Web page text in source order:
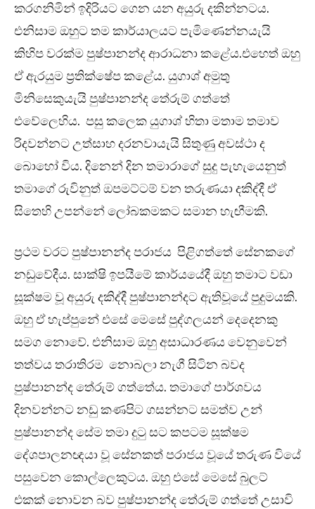
කරගනිමින් ඉදිරියට ගෙන යන අයුරු දකින්නටය.
එනිසාම ඔහුට තම කාර්යාලයට පැමිණෙන්නයැයි
කිහිප වරක්ම පුෂ්පානන්ද ආරාධනා කළේය.එහෙත් ඔහු
ඒ ඇරයුම ප්‍රතික්ෂේප කළේය. යුගාශ් අමුතු
මිනිසෙකුයැයි පුෂ්පානන්ද තේරුම් ගත්තේ
එවේලෙහිය. පසු කලෙක යුගාශ් හිතා මතාම තමාව
රිදවන්නට උත්සාහ දරනවායැයි සිතුණු අවස්ථා ද
බොහෝ විය. දිනෙන් දින තමාරාගේ සුදු පැහැයෙනුත්
තමාගේ රුවිනුත් ඔපමට්ටම් වන තරුණයා දකිද්දී ඒ
සිතෙහි උපන්නේ ලෝබකමකට සමාන හැඟීමකි.
ප්‍රථම වරට පුෂ්පානන්ද පරාජය පිළිගත්තේ සේනකගේ
නඩුවේදීය. සාක්ෂි ඉපයීමේ කාර්යයේදී ඔහු තමාට වඩා
සූක්ෂම වූ අයුරු දකිද්දී පුෂ්පානන්දට ඇතිවූයේ පුදුමයකි.
ඔහු ඒ හැප්පුනේ එසේ මෙසේ පුද්ගලයන් දෙදෙනකු
සමග නොවේ. එනිසාම ඔහු අසාධාරණය වෙනුවෙන්
තත්වය තරාතිරම නොබලා නැගී සිටින බවද
පුෂ්පානන්ද තේරුම් ගත්තේය. තමාගේ පාර්ශවය
දිනවන්නට නඩු කණපිට ගසන්නට සමත්ව උන්
පුෂ්පානන්ද සේම තමා දුටු සට කපටම සූක්ෂම
දේශපාලනඥයා වූ සේනකත් පරාජය වූයේ තරුණ වියේ
පසුවෙන කොල්ලෙකුටය. ඔහු එසේ මෙසේ බුලට්
එකක් නොවන බව පුෂ්පානන්ද තේරුම් ගත්තේ උසාවි